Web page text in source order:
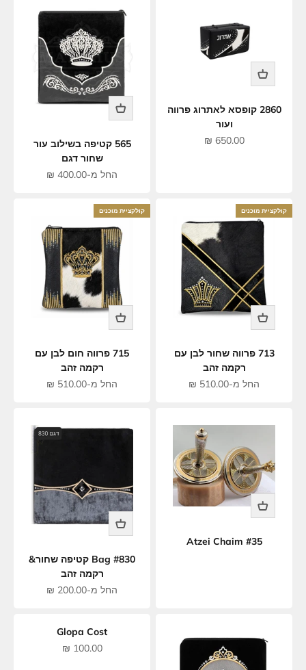
2860 קופסא לאתרוג פרווה
ועור
מחיר מבצע
650.00 ₪
565 קטיפה בשילוב עור
שחור דגם
מחיר מבצע
החל מ-400.00 ₪
קולקציית מוכנים
713 פרווה שחור לבן עם
רקמה זהב
מחיר מבצע
החל מ-510.00 ₪
קולקציית מוכנים
715 פרווה חום לבן עם
רקמה זהב
מחיר מבצע
החל מ-510.00 ₪
Atzei Chaim #35
Bag #830 קטיפה שחור&
רקמה זהב
מחיר מבצע
החל מ-200.00 ₪
Glopa Cost
מחיר מבצע
100.00 ₪